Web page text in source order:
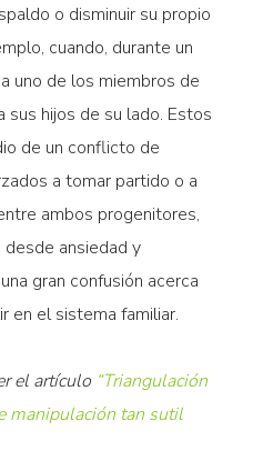
o disminuir su propio
cuando, durante un
uno de los miembros de
sus hijos de su lado. Estos
de un conflicto de
a tomar partido o a
ambos progenitores,
ansiedad y
gran confusión acerca
en el sistema familiar.
el artículo “Triangulación
manipulación tan sutil